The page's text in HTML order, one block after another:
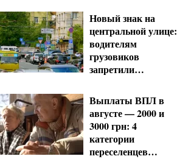
Новый знак на
центральной улице:
водителям
грузовиков
запретили
до 680 грн
Выплаты ВПЛ в
августе — 2000 и
3000 грн: 4
категории
переселенцев